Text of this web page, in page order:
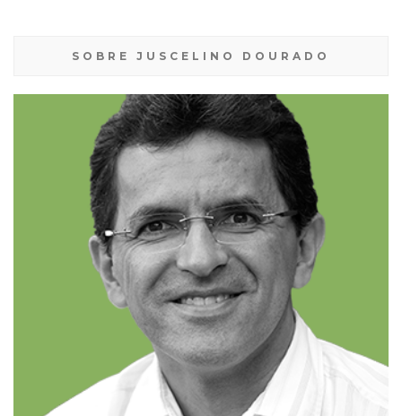
SOBRE JUSCELINO DOURADO